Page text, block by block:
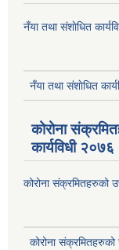
नँया तथा स‌ंशाेधित
नँया तथा स‌ंशाेधित
कोरोना
कार्यविधी २०७६
कोरोना संक्रमितहरुको
कोरोना संक्रमितहरुको